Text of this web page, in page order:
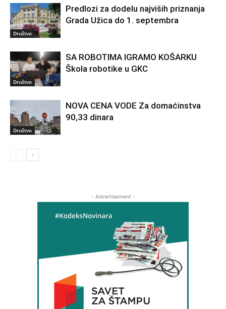
Društvo
Predlozi za dodelu najviših priznanja
Grada Užica do 1. septembra
Društvo
SA ROBOTIMA IGRAMO KOŠARKU
Škola robotike u GKC
Društvo
NOVA CENA VODE Za domaćinstva
90,33 dinara
- Advertisement -